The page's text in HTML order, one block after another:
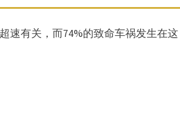
速有关，而74%的致命车祸发生在这